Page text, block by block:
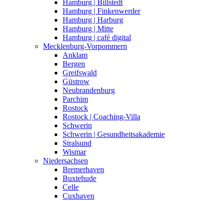
Hamburg | Billstedt
Hamburg | Finkenwerder
Hamburg | Harburg
Hamburg | Mitte
Hamburg | café digital
Mecklenburg-Vorpommern
Anklam
Bergen
Greifswald
Güstrow
Neubrandenburg
Parchim
Rostock
Rostock | Coaching-Villa
Schwerin
Schwerin | Gesundheitsakademie
Stralsund
Wismar
Niedersachsen
Bremerhaven
Buxtehude
Celle
Cuxhaven